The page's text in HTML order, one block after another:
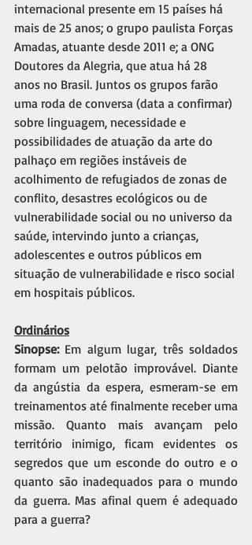
internacional presente em 15 países há
mais de 25 anos; o grupo paulista Forças
Amadas, atuante desde 2011 e; a ONG
Doutores da Alegria, que atua há 28
anos no Brasil. Juntos os grupos farão
uma roda de conversa (data a confirmar)
sobre linguagem, necessidade e
possibilidades de atuação da arte do
palhaço em regiões instáveis de
acolhimento de refugiados de zonas de
conflito, desastres ecológicos ou de
vulnerabilidade social ou no universo da
saúde, intervindo junto a crianças,
adolescentes e outros públicos em
situação de vulnerabilidade e risco social
em hospitais públicos.
Ordinários
Sinopse: Em algum lugar, três soldados
formam um pelotão improvável. Diante
da angústia da espera, esmeram-se em
treinamentos até finalmente receber uma
missão. Quanto mais avançam pelo
território inimigo, ficam evidentes os
segredos que um esconde do outro e o
quanto são inadequados para o mundo
da guerra. Mas afinal quem é adequado
para a guerra?